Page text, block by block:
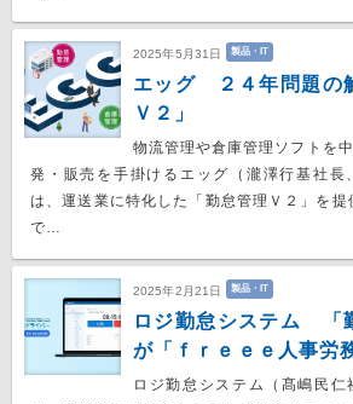
2025年5月31日 製品・IT
エッグ ２４年問題の
Ｖ２」
物流管理や倉庫管理ソフトを
発・販売を手掛けるエッグ（瀧澤行基社長
は、運送業に特化した「勤怠管理Ｖ２」を提
で…
2025年2月21日 製品・IT
ロジ勤怠システム 「
が「ｆｒｅｅｅ人事労
ロジ勤怠システム（髙嶋⺠仁